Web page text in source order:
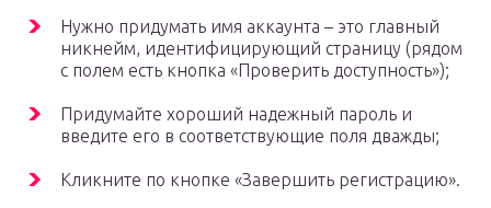
Нужно придумать имя аккаунта – это главный
никнейм, идентифицирующий страницу (рядом
с полем есть кнопка «Проверить доступность»);
Придумайте хороший надежный пароль и
введите его в соответствующие поля дважды;
Кликните по кнопке «Завершить регистрацию».